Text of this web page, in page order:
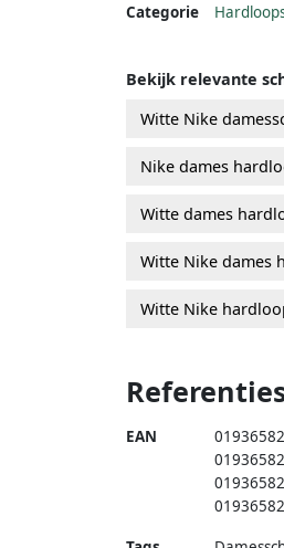
Categorie
Bekijk relevante
Witte Nike
Nike dames
Witte dames
Witte Nike dames
Witte Nike
EAN